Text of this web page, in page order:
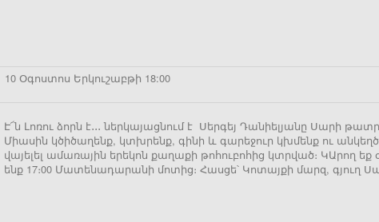
10 Օգոստոս Երկուշաբթի 18:00
Է՜ն Լոռու ձորն է․․․ ներկայացնում է Սերգեյ Դանիելյանը Սարի
Միասին կծիծաղենք, կտխրենք, գինի և գարեջուր կխմենք ու
վայելել ամառային երեկոն քաղաքի թոհուբոհից կտրված։ ԿԱրող
ենք 17։00 Մատենադարանի մոտից։ Հասցե՝ Կոտայքի մարզ, գյուղ